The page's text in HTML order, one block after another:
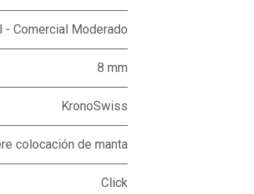
- Comercial Moderado
8 mm
KronoSwiss
colocación de manta
Click